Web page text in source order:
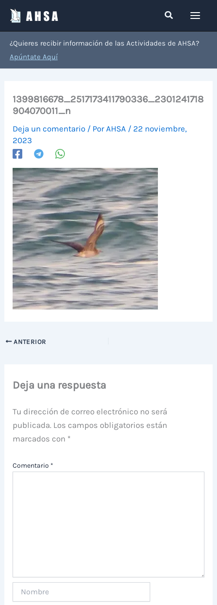
contenido
Buscar
¿Quieres recibir información de las Actividades de AHSA?
Apúntate Aquí
1399816678_2517173411790336_2301241718
904070011_n
Deja un comentario / Por AHSA / 22 noviembre,
2023
ANTERIOR
Deja una respuesta
Tu dirección de correo electrónico no será
publicada. Los campos obligatorios están
marcados con *
Comentario *